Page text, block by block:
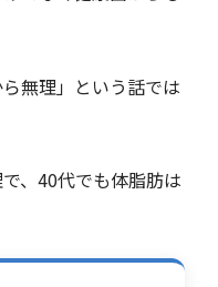
無理」という話では
、40代でも体脂肪は